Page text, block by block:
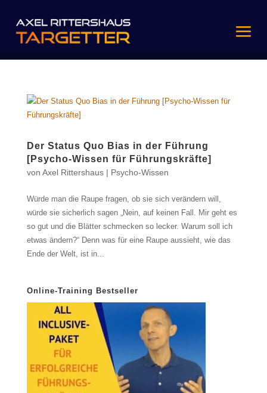
Der Status Quo Bias in der Führung
[Psycho-Wissen für Führungskräfte]
von Axel Rittershaus| Psycho-Wissen
Würde man die Raupe fragen, ob sie sich verändern will,
würde sie sicherlich sagen „Nein, auf keinen Fall. Mir geht es
so gut und die Blätter schmecken so lecker. Warum soll ich
etwas ändern?“ Denn was für eine Raupe aussieht, wie das
Ende der Welt, ist in...
Online-Training Bestseller